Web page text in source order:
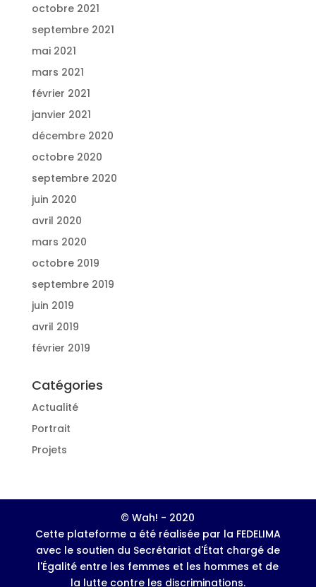
octobre 2021
septembre 2021
mai 2021
mars 2021
février 2021
janvier 2021
décembre 2020
octobre 2020
septembre 2020
juin 2020
avril 2020
mars 2020
octobre 2019
septembre 2019
juin 2019
avril 2019
février 2019
Catégories
Actualité
Portrait
Projets
© Wah! - 2020
Cette plateforme a été réalisée par la FEDELIMA
avec le soutien du Secrétariat d'État chargé de
l'Égalité entre les femmes et les hommes et de
la lutte contre les discriminations.